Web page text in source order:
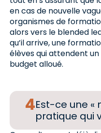
en cas de nouvelle
organismes de
alors vers le blended
qu’il arrive, une
élèves qui attendent
budget alloué.
Est-ce une «
pratique qui